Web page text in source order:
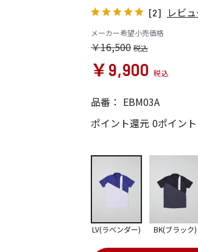
[2] レビ
メーカー希望小売価格
￥16,500
￥9,900
品番： EBM03A
ポイント還元 0ポイント
LV(ラベンダー) BK(ブラック)